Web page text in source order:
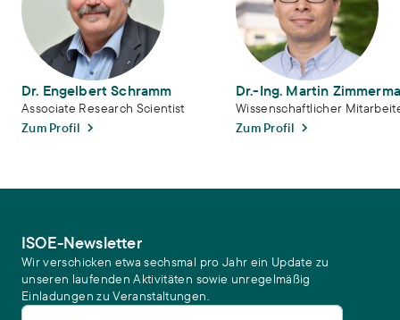
Dr. Engelbert Schramm
Associate Research Scientist
Zum Profil
Dr.-Ing. Martin
Wissenschaftlicher
Zum Profil
ISOE-Newsletter
Wir verschicken etwa sechsmal pro Jahr ein Update zu
unseren laufenden Aktivitäten sowie unregelmäßig
Einladungen zu Veranstaltungen.